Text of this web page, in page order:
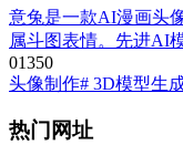
意兔是一款AI漫画头
属斗图表情。先进AI
01350
头像制作# 3D模型生
热门网址